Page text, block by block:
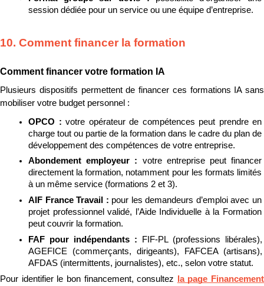
session dédiée pour un service ou une équipe d’entreprise.
10. Comment financer la formation
Comment financer votre formation IA
Plusieurs dispositifs permettent de financer ces formations IA sans
mobiliser votre budget personnel :
OPCO : votre opérateur de compétences peut prendre en
charge tout ou partie de la formation dans le cadre du plan de
développement des compétences de votre entreprise.
Abondement employeur : votre entreprise peut financer
directement la formation, notamment pour les formats limités
à un même service (formations 2 et 3).
AIF France Travail : pour les demandeurs d’emploi avec un
projet professionnel validé, l’Aide Individuelle à la Formation
peut couvrir la formation.
FAF pour indépendants :
FIF-PL (professions libérales),
AGEFICE (commerçants, dirigeants), FAFCEA (artisans),
AFDAS (intermittents, journalistes), etc., selon votre statut.
Pour identifier le bon financement, consultez
la page Financement